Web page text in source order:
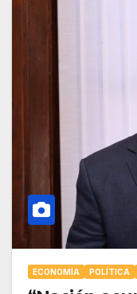
ECONOMÍA POLÍTICA